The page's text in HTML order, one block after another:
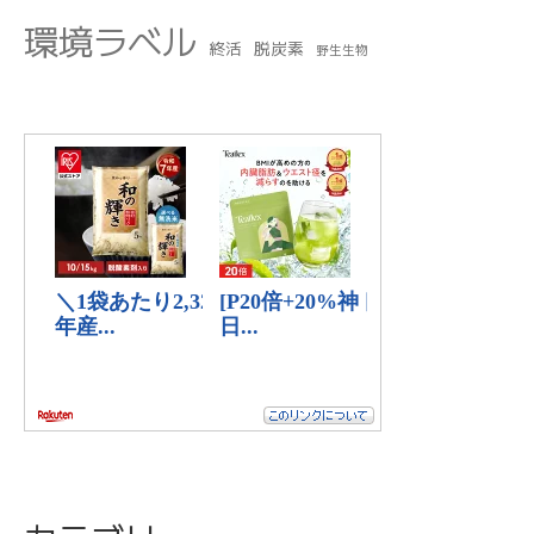
環境ラベル 終活 脱炭素 野生生物